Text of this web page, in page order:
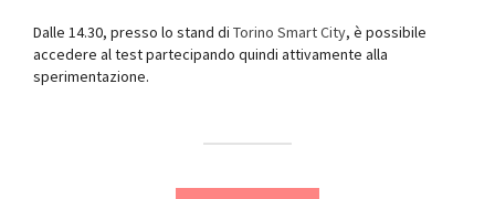
Dalle 14.30, presso lo stand di Torino Smart City, è possibile
accedere al test partecipando quindi attivamente alla
sperimentazione.